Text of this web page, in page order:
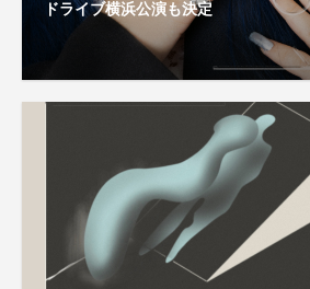
ドライブ横浜公演も決定